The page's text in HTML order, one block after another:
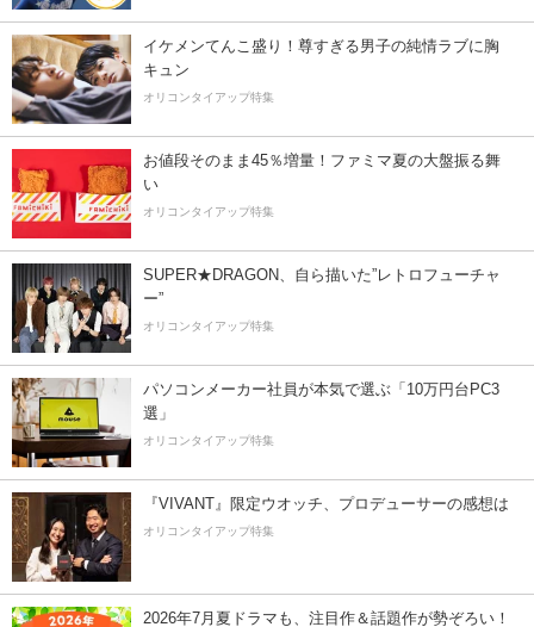
イケメンてんこ盛り！尊すぎる男子の純情ラブに胸
キュン
オリコンタイアップ特集
お値段そのまま45％増量！ファミマ夏の大盤振る舞
い
オリコンタイアップ特集
SUPER★DRAGON、自ら描いた”レトロフューチャ
ー”
オリコンタイアップ特集
パソコンメーカー社員が本気で選ぶ「10万円台PC3
選」
オリコンタイアップ特集
『VIVANT』限定ウオッチ、プロデューサーの感想は
オリコンタイアップ特集
2026年7月夏ドラマも、注目作＆話題作が勢ぞろい！